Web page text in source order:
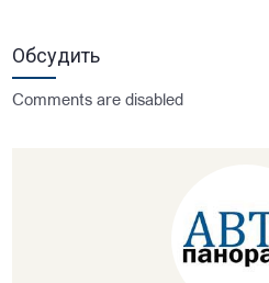
Обсудить
Comments are disabled